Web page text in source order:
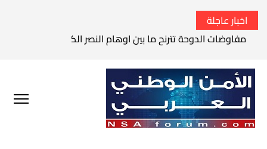
اخبار عاجلة
مفاوضات الدوحة تترنح ما بين اوهام النصر الكامل وواقع